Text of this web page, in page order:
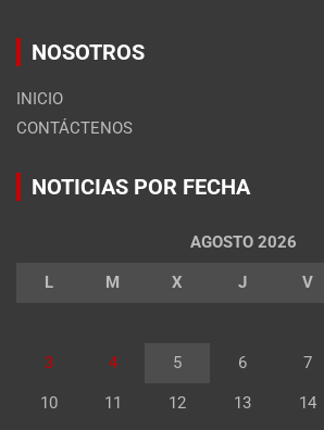
NOSOTROS
INICIO
CONTÁCTENOS
NOTICIAS POR FECHA
AGOSTO 2026
L M X J V
3 4 5 6 7
10 11 12 13 14